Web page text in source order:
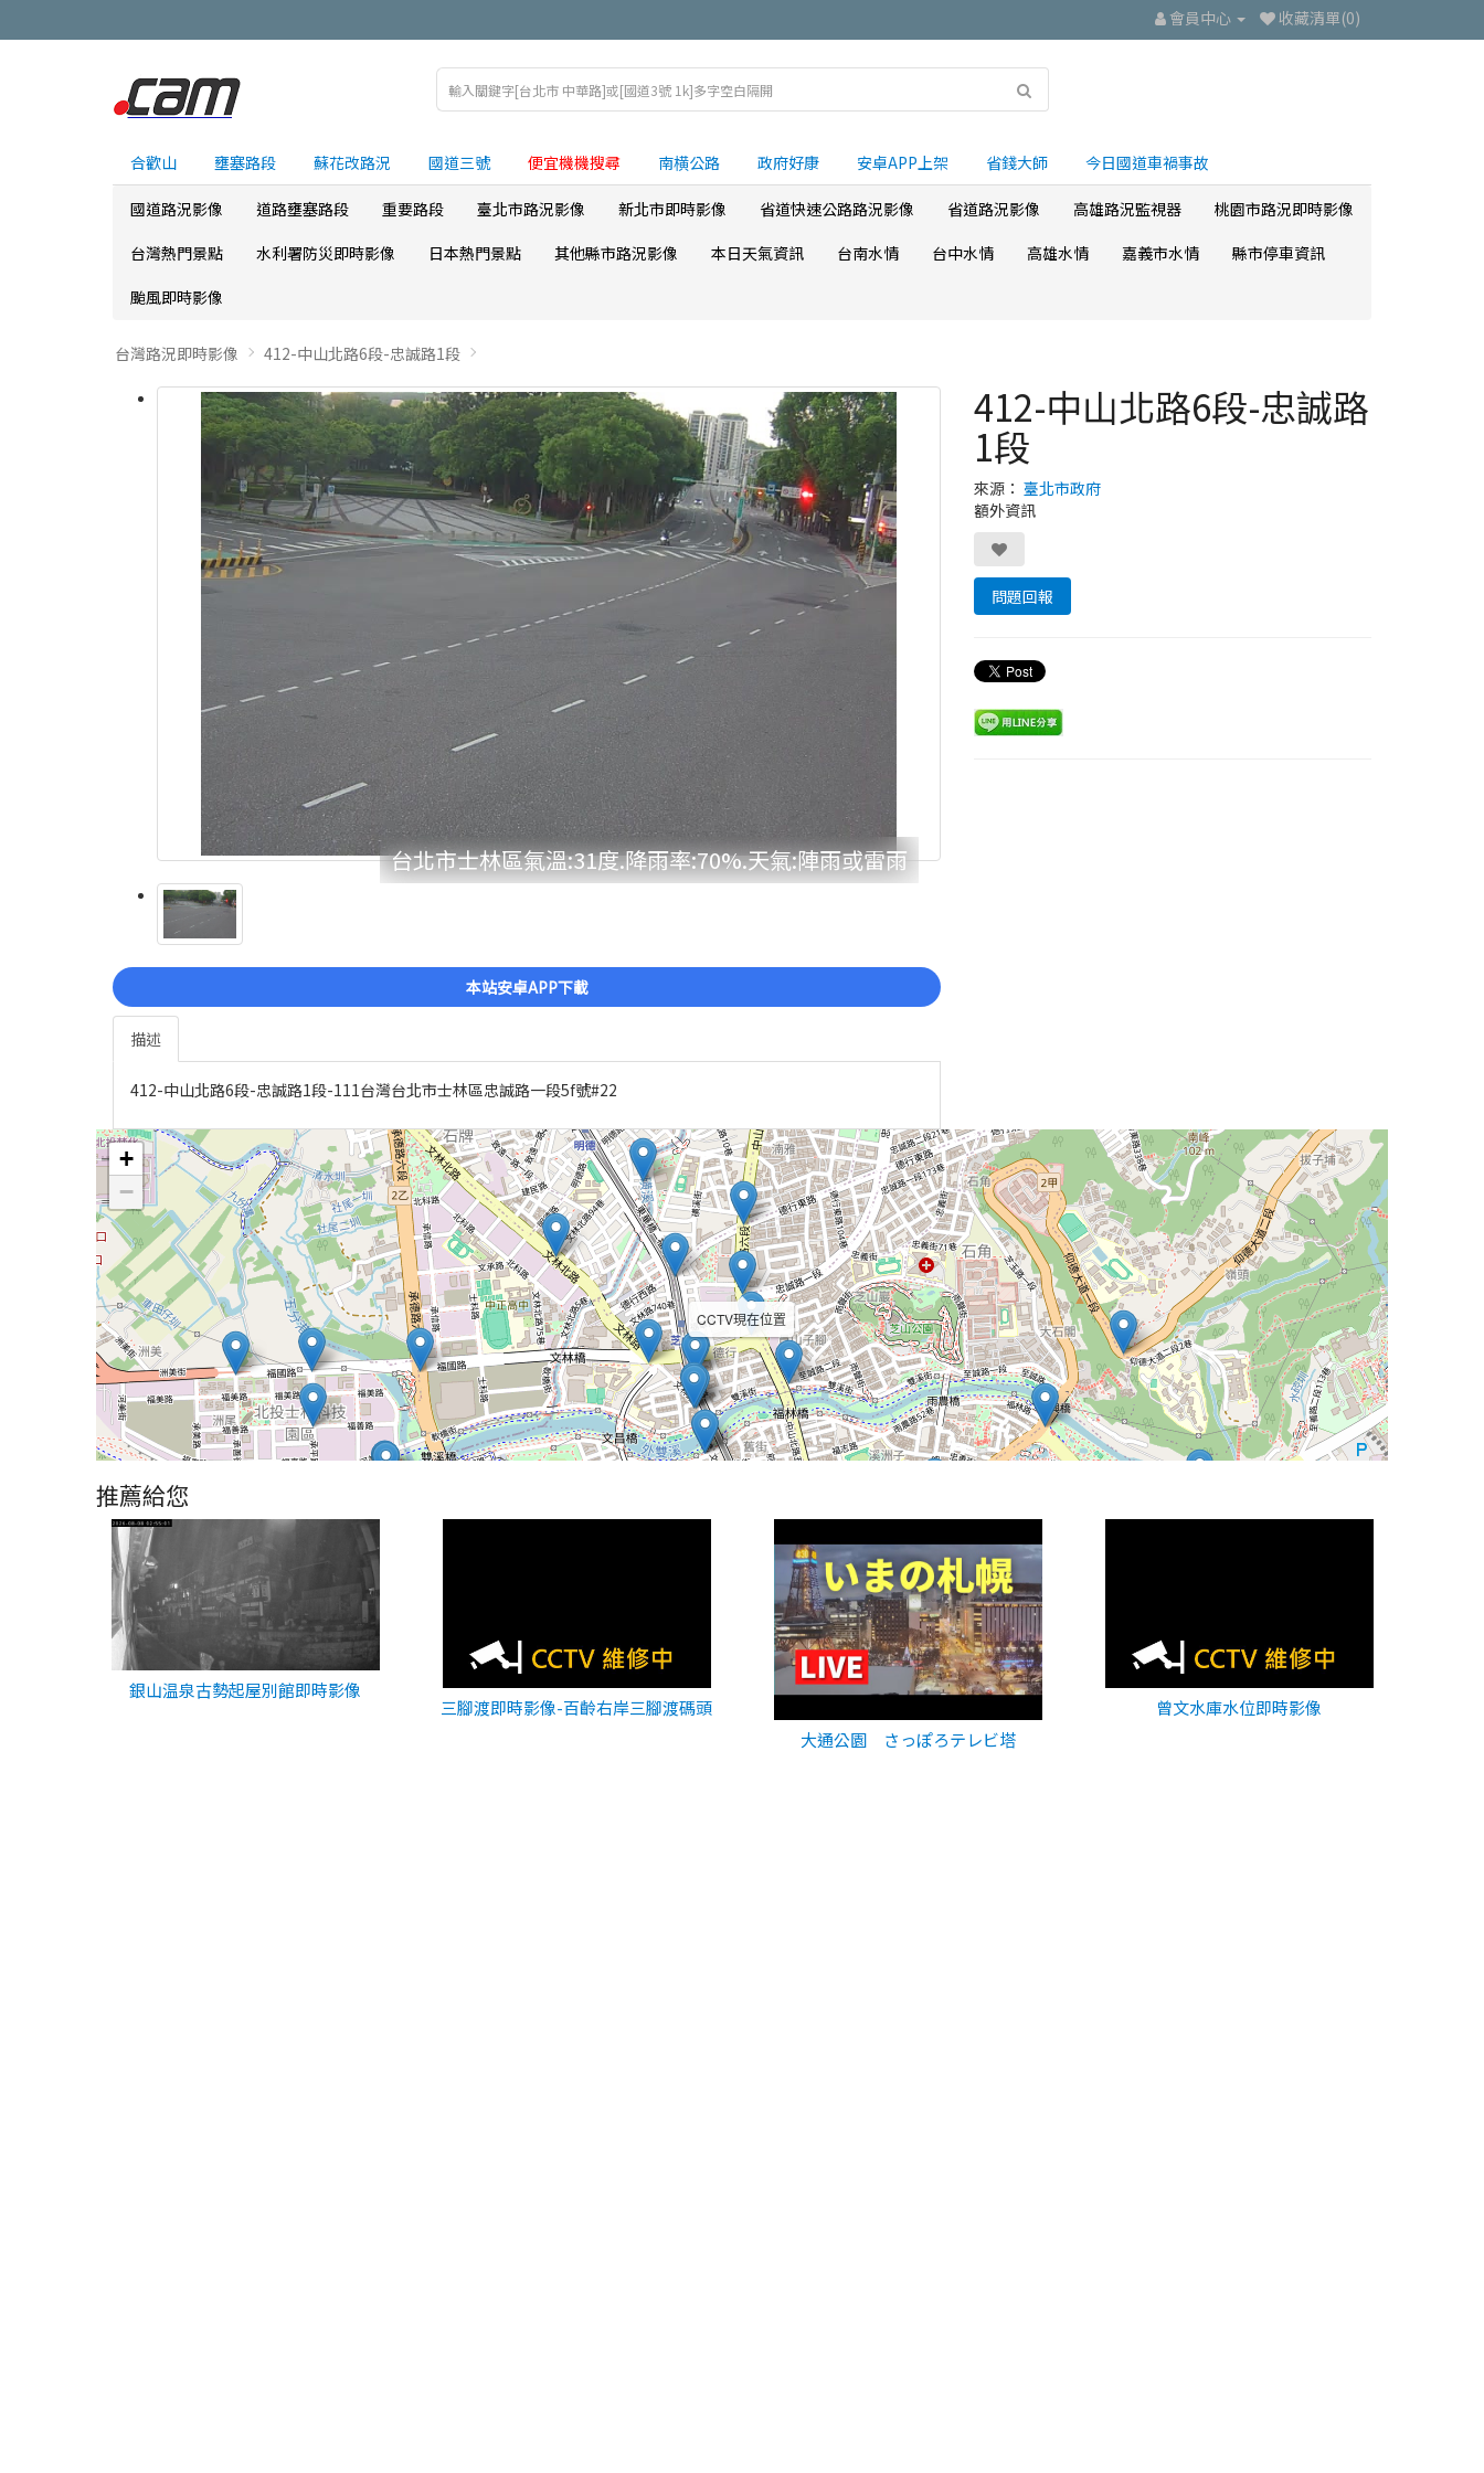
會員中心 收藏清單(0)
合歡山 壅塞路段 蘇花改路況 國道三號 便宜機機搜尋 南横公路 政府好康 安卓APP上架 省錢大師 今日國道車禍事故
國道路況影像 道路壅塞路段 重要路段 臺北市路況影像 新北市即時影像 省道快速公路路況影像 省道路況影像 高雄路況監視器
桃園市路況即時影像
台灣熱門景點
水利署防災即時影像 日本熱門景點 其他縣市路況影像 本日天氣資訊 台南水情 台中水情 高雄水情 嘉義市水情
縣市停車資訊
颱風即時影像
台灣路況即時影像 412-中山北路6段-忠誠路1段
台北市士林區氣溫:31度.降雨率:70%.天氣:陣雨或雷雨
本站安卓APP下載
描述
412-中山北路6段-忠誠路1段-111台灣台北市士林區忠誠路一段5f號#22
412-中山北路6段-忠誠路
1段
來源： 臺北市政府
額外資訊
問題回報
CCTV現在位置
+
−
推薦給您
銀山温泉古勢起屋別館即時影像
三腳渡即時影像-百齡右岸三腳渡碼頭
大通公園 さっぽろテレビ塔
曾文水庫水位即時影像